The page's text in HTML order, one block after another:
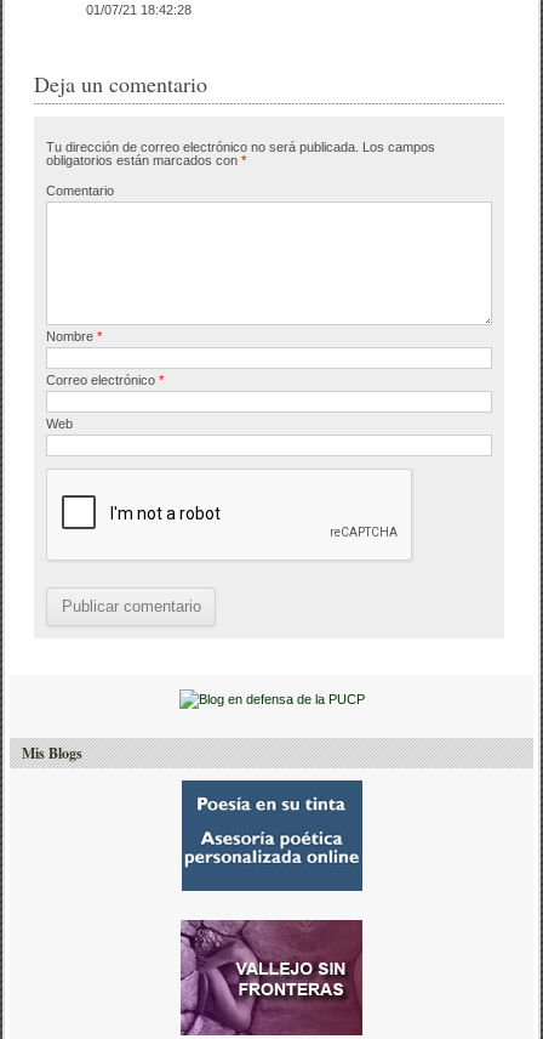
01/07/21 18:42:28
Deja un comentario
Tu dirección de correo electrónico no será publicada. Los campos
obligatorios están marcados con*
Comentario
Nombre*
Correo electrónico*
Web
Mis Blogs